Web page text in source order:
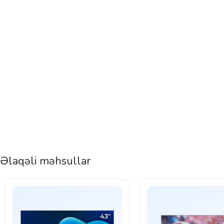
Əlaqəli məhsullar